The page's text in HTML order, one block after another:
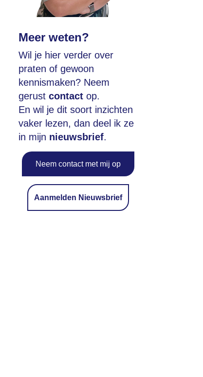
Meer weten?
Wil je hier verder over
praten of gewoon
kennismaken? Neem
gerust contactop.
En wil je dit soort inzichten
vaker lezen, dan deel ik ze
in mijn nieuwsbrief.
Neem contact met mij op
Aanmelden Nieuwsbrief